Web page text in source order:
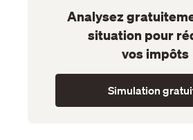
Analysez
situation pour
vos impôts
Simulation